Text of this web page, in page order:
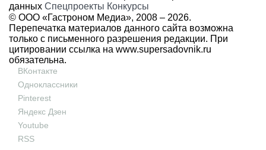
данных Спецпроекты Конкурсы
© ООО «Гастроном Медиа», 2008 – 2026.
Перепечатка материалов данного сайта возможна
только с письменного разрешения редакции. При
цитировании ссылка на www.supersadovnik.ru
обязательна.
ВКонтакте
Одноклассники
Pinterest
Яндекс Дзен
Youtube
RSS